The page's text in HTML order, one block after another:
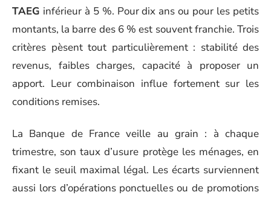
TAEG inférieur à 5 %. Pour dix ans ou pour les petits
montants, la barre des 6 % est souvent franchie. Trois
critères pèsent tout particulièrement : stabilité des
revenus, faibles charges, capacité à proposer un
apport. Leur combinaison influe fortement sur les
conditions remises.
La Banque de France veille au grain : à chaque
trimestre, son taux d’usure protège les ménages, en
fixant le seuil maximal légal. Les écarts surviennent
aussi lors d’opérations ponctuelles ou de promotions